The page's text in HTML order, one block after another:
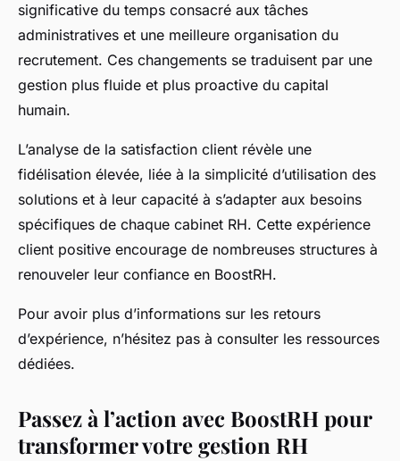
significative du temps consacré aux tâches
administratives et une meilleure organisation du
recrutement. Ces changements se traduisent par une
gestion plus fluide et plus proactive du capital
humain.
L’analyse de la satisfaction client révèle une
fidélisation élevée, liée à la simplicité d’utilisation des
solutions et à leur capacité à s’adapter aux besoins
spécifiques de chaque cabinet RH. Cette expérience
client positive encourage de nombreuses structures à
renouveler leur confiance en BoostRH.
Pour avoir plus d’informations sur les retours
d’expérience, n’hésitez pas à consulter les ressources
dédiées.
Passez à l’action avec BoostRH pour
transformer votre gestion RH